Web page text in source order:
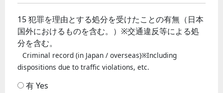
15 犯罪を理由とする処分を受けたことの有無（日本
国外におけるものを含む。）※交通違反等による処
分を含む。
Criminal record (in Japan / overseas)※Including
dispositions due to traffic violations, etc.
有 Yes